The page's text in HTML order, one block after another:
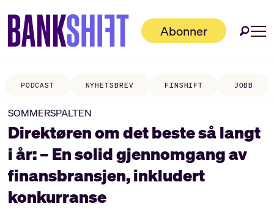
Abonner
PODCAST NYHETSBREV FINSHIFT JOBB
SOMMERSPALTEN
Direktøren om det beste så langt
i år: – En solid gjennomgang av
finansbransjen, inkludert
konkurranse